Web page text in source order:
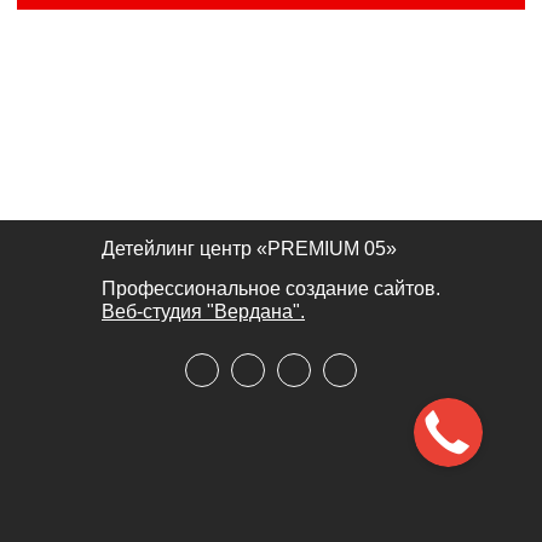
Детейлинг центр «PREMIUM 05»
Профессиональное создание сайтов.
Веб-студия "Вердана".